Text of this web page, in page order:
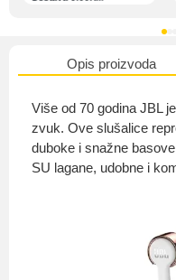
Opis proizvoda
Više od 70 godina JBL
zvuk. Ove slušalice
duboke i snažne
SU lagane, udobne i